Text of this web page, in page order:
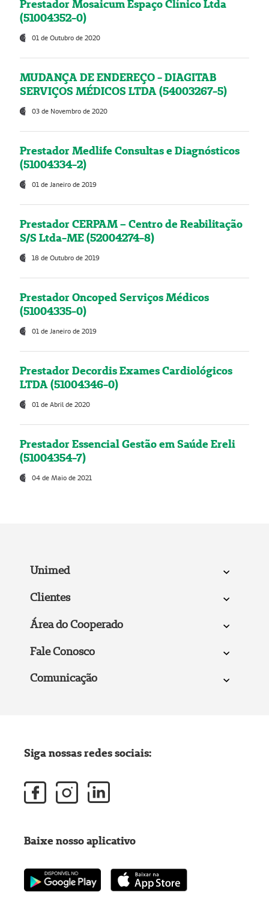
Prestador Mosaicum Espaço Clínico Ltda
(51004352-0)
01 de Outubro de 2020
MUDANÇA DE ENDEREÇO - DIAGITAB
SERVIÇOS MÉDICOS LTDA (54003267-5)
03 de Novembro de 2020
Prestador Medlife Consultas e Diagnósticos
(51004334-2)
01 de Janeiro de 2019
Prestador CERPAM – Centro de Reabilitação
S/S Ltda-ME (52004274-8)
18 de Outubro de 2019
Prestador Oncoped Serviços Médicos
(51004335-0)
01 de Janeiro de 2019
Prestador Decordis Exames Cardiológicos
LTDA (51004346-0)
01 de Abril de 2020
Prestador Essencial Gestão em Saúde Ereli
(51004354-7)
04 de Maio de 2021
Unimed
Clientes
Área do Cooperado
Fale Conosco
Comunicação
Siga nossas redes sociais:
Baixe nosso aplicativo